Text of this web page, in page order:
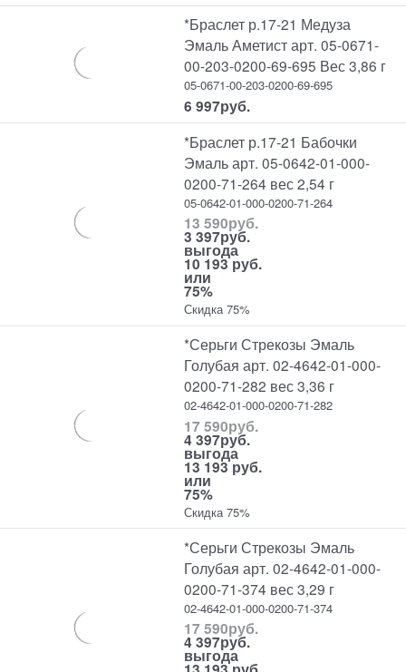
*Браслет р.17-21 Медуза
Эмаль Аметист арт. 05-0671-
00-203-0200-69-695 Вес 3,86 г
05-0671-00-203-0200-69-695
6 997руб.
*Браслет р.17-21 Бабочки
Эмаль арт. 05-0642-01-000-
0200-71-264 вес 2,54 г
05-0642-01-000-0200-71-264
13 590руб.
3 397руб.
выгода
10 193 руб.
или
75%
Скидка 75%
*Серьги Стрекозы Эмаль
Голубая арт. 02-4642-01-000-
0200-71-282 вес 3,36 г
02-4642-01-000-0200-71-282
17 590руб.
4 397руб.
выгода
13 193 руб.
или
75%
Скидка 75%
*Серьги Стрекозы Эмаль
Голубая арт. 02-4642-01-000-
0200-71-374 вес 3,29 г
02-4642-01-000-0200-71-374
17 590руб.
4 397руб.
выгода